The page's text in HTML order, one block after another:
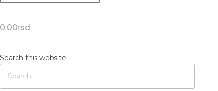
0,00rsd
Search this website